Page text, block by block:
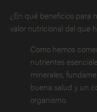
¿En qué beneficios para
valor nutricional del que
Como hemos
nutrientes
minerales,
buena salud y un
organismo.